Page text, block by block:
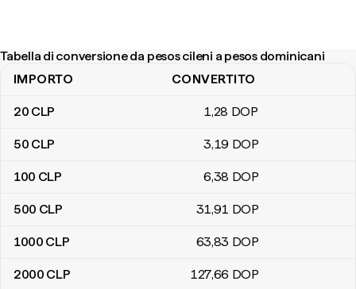
Tabella di conversione da pesos cileni a pesos dominicani
Tabella di conversione da pesos cileni a pesos dominicani
IMPORTO CONVERTITO
20 CLP 1,28 DOP
50 CLP 3,19 DOP
100 CLP 6,38 DOP
500 CLP 31,91 DOP
1000 CLP 63,83 DOP
2000 CLP 127,66 DOP